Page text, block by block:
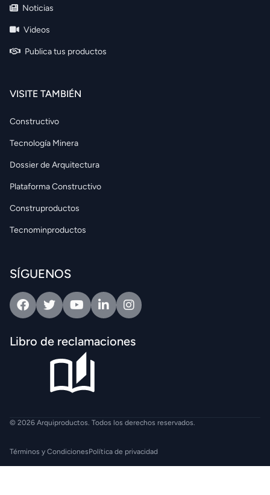
Noticias
Videos
Publica tus productos
VISITE TAMBIÉN
Constructivo
Tecnología Minera
Dossier de Arquitectura
Plataforma Constructivo
Construproductos
Tecnominproductos
SÍGUENOS
FacebookTwitterYoutubeLinkedinIntagram
Libro de reclamaciones
© 2026 Arquiproductos. Todos los derechos reservados.
Términos y CondicionesPolítica de privacidad